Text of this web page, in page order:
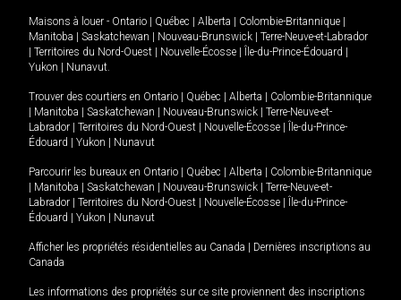
Maisons à louer - Ontario Québec Alberta Colombie-Britannique
Manitoba
Saskatchewan Nouveau-Brunswick
Terre-Neuve-et-Labrador
Territoires du Nord-Ouest Nouvelle-Écosse Île-du-Prince-Édouard
Yukon
Nunavut.
Trouver des courtiers en Ontario Québec Alberta
Colombie-Britannique
Manitoba Saskatchewan Nouveau-Brunswick
Terre-Neuve-et-
Labrador
Territoires du Nord-Ouest Nouvelle-Écosse
Île-du-Prince-
Édouard
Yukon Nunavut
Parcourir les bureaux en Ontario Québec Alberta
Colombie-Britannique
Manitoba Saskatchewan Nouveau-Brunswick
Terre-Neuve-et-
Labrador
Territoires du Nord-Ouest Nouvelle-Écosse
Île-du-Prince-
Édouard
Yukon Nunavut
Afficher les propriétés résidentielles au Canada
Dernières inscriptions au
Canada
Les informations des propriétés sur ce site proviennent des inscriptions